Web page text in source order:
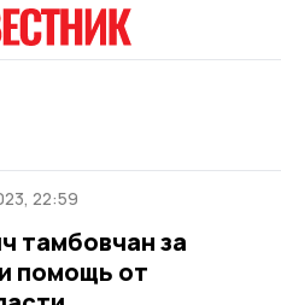
22:59
тамбовчан за
помощь от